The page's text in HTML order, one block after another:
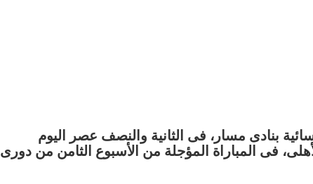
بنادى مسار، فى الثانية والنصف عصر اليوم
فى المباراة المؤجلة من الأسبوع الثامن من دورى